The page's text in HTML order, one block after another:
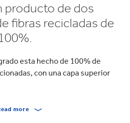
producto de dos
fibras recicladas de
esta hecho de 100% de
con una capa superior
more